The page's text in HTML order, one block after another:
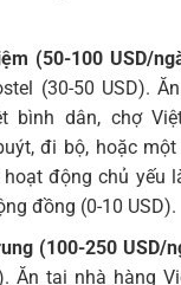
(50-100 USD/
(30-50 USD).
bình dân, chợ
đi bộ, hoặc
hoạt động chủ yếu
đồng (0-10 USD).
(100-250 USD/
Ăn tại nhà hàng